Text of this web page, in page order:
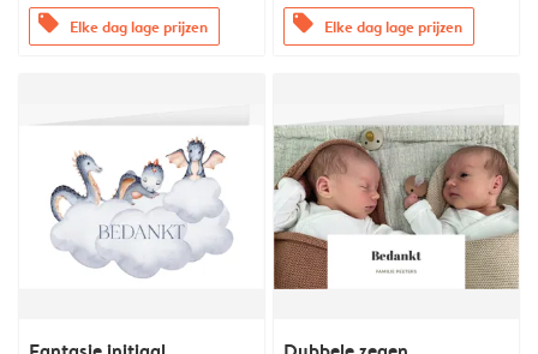
offers Elke dag lage prijzen offers Elke dag lage prijzen